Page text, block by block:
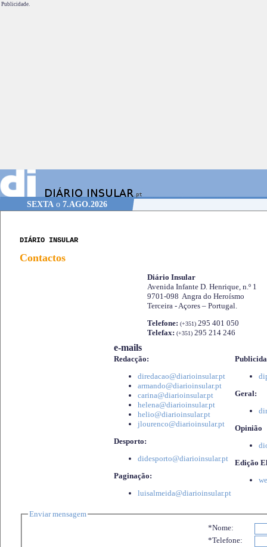
Publicidade.
SEXTA o 7.AGO.2026
DIÁRIO INSULAR
Contactos
Diário Insular
Avenida Infante D. Henrique, n.º 1
9701-098 Angra do Heroísmo
Terceira - Açores – Portugal.
Telefone: (+351) 295 401 050
Telefax: (+351) 295 214 246
e-mails
Redacção:
diredacao@diarioinsular.pt
armando@diarioinsular.pt
carina@diarioinsular.pt
helena@diarioinsular.pt
helio@diarioinsular.pt
jlourenco@diarioinsular.pt
Desporto:
didesporto@diarioinsular.pt
Paginação:
luisalmeida@diarioinsular.pt
Geral:
Opinião
Edição
Enviar mensagem
*Nome:
*Telefone: